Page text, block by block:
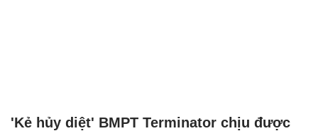
'Kẻ hủy diệt' BMPT Terminator chịu được